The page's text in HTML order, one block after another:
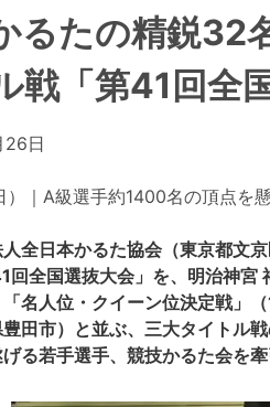
るたの精鋭32
戦「第41回全
日
）｜A級選手約1400名の頂点を
全日本かるた協会（東京都文
回全国選抜大会」を、明治神宮
名人位・クイーン位決定戦」
田市）と並ぶ、三大タイトル
る若手選手、競技かるた会を